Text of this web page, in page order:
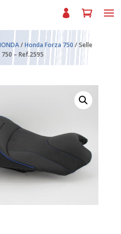
/Honda Forza 750 / Selle
– Ref.2595